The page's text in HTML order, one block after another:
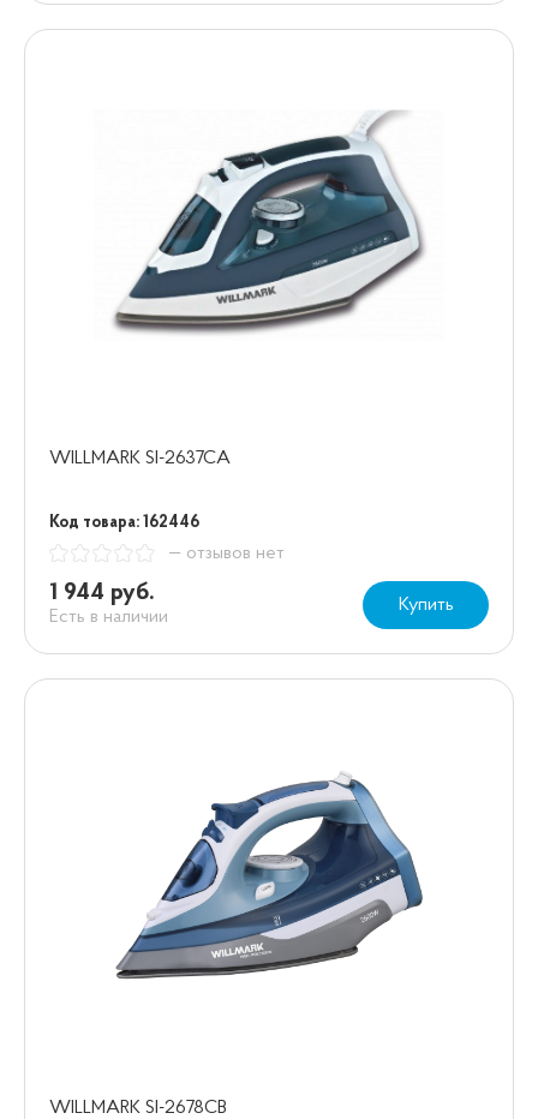
WILLMARK SI-2637CA
Код товара: 162446
— отзывов нет
1 944 руб.
Есть в наличии
Купить
WILLMARK SI-2678CB